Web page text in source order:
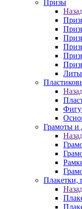
Призы
Грамоты и
Плакетки,